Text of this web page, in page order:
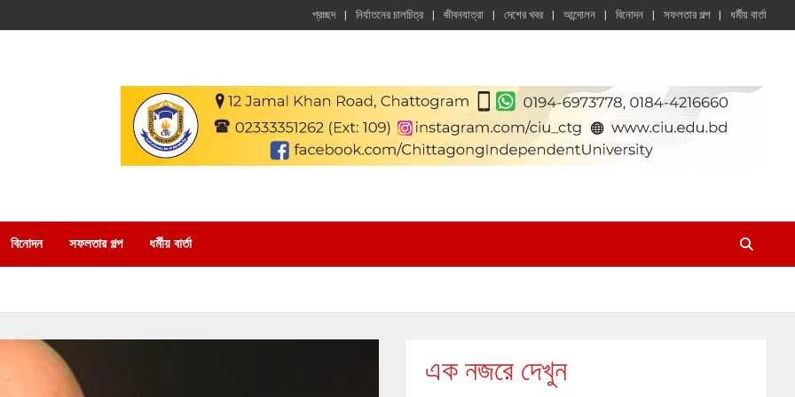
প্রচ্ছদ নির্যাতনের চালচিত্র জীবনযাত্রা দেশের খবর আন্দোলন বিনোদন সফলতার গল্প ধর্মীয় বার্তা
বিনোদন সফলতার গল্প ধর্মীয় বার্তা
এক নজরে দেখুন